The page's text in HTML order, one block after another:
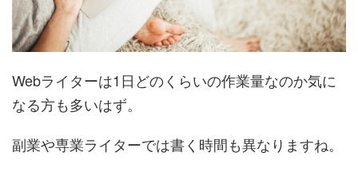
Webライターは1日どのくらいの作業量なのか気に
なる方も多いはず。
副業や専業ライターでは書く時間も異なりますね。